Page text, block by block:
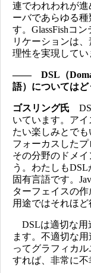
連でわれわれが進
ーバであらゆる
す。GlassFishコ
リケーションは
理性を実現してい
―― DSL（
語）については
ゴスリング氏
いています。ア
たい楽しみとで
フォーカスしたプ
その分野のドメ
う。わたしもDSL
固有言語です。
ターフェイスの
用途ではそれほど
DSLは適切な用
ます。不適切な
ってグラフィカ
すれば、非常に不